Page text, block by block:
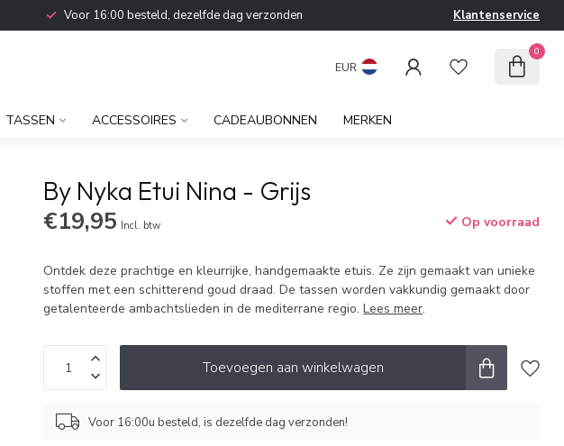
Voor 16:00 besteld, dezelfde dag verzonden Klantenservice
EUR
0
TASSEN ACCESSOIRES CADEAUBONNEN MERKEN
By Nyka Etui Nina - Grijs
€19,95 Incl. btw Op voorraad
Ontdek deze prachtige en kleurrijke, handgemaakte etuis. Ze zijn gemaakt van unieke
stoffen met een schitterend goud draad. De tassen worden vakkundig gemaakt door
getalenteerde ambachtslieden in de mediterrane regio.Lees meer.
Toevoegen aan winkelwagen
Voor 16:00u besteld, is dezelfde dag verzonden!